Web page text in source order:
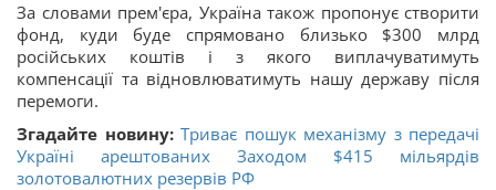
За словами прем'єра, Україна також пропонує створити
фонд, куди буде спрямовано близько $300 млрд
російських коштів і з якого виплачуватимуть
компенсації та відновлюватимуть нашу державу після
перемоги.
Згадайте новину: Триває пошук механізму з передачі
Україні арештованих Заходом $415 мільярдів
золотовалютних резервів РФ